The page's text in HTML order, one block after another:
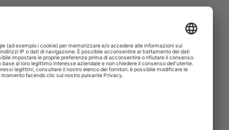
7.750 euro lordi annui, un vincolo
per migliaia di aventi diritto. Il
2026 ma anche i potenziali